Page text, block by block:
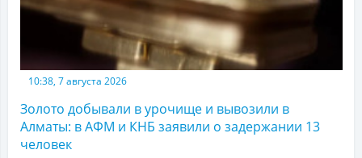
10:38, 7 августа 2026
Золото добывали в урочище и вывозили в
Алматы: в АФМ и КНБ заявили о задержании 13
человек